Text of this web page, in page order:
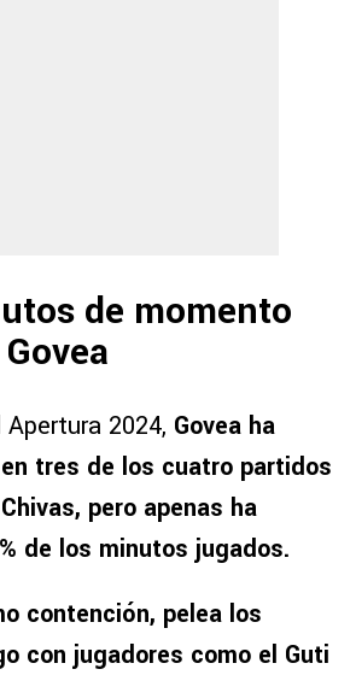
de momento
2024, Govea ha
tres de los cuatro partidos
pero apenas ha
de los minutos jugados.
contención, pelea los
con jugadores como el Guti